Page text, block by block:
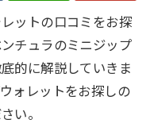
ットの口コミをお探
チュラのミニジップ
的に解説していきま
ォレットをお探しの
い。